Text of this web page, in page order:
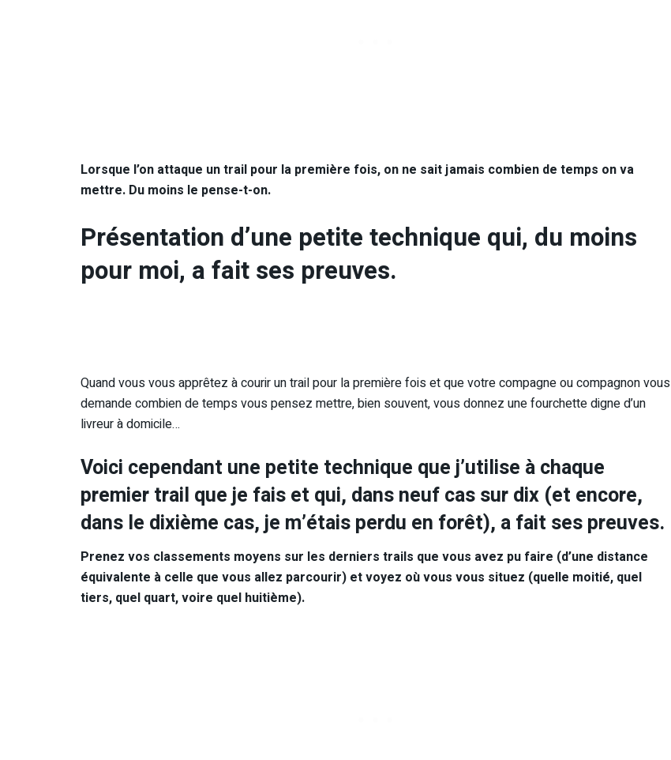
Lorsque l’on attaque un trail pour la première fois, on ne sait jamais combien de temps on va
mettre. Du moins le pense-t-on.
Présentation d’une petite technique qui, du moins
pour moi, a fait ses preuves.
Quand vous vous apprêtez à courir un trail pour la première fois et que votre compagne ou compagnon vous
demande combien de temps vous pensez mettre, bien souvent, vous donnez une fourchette digne d’un
livreur à domicile…
Voici cependant une petite technique que j’utilise à chaque
premier trail que je fais et qui, dans neuf cas sur dix (et encore,
dans le dixième cas, je m’étais perdu en forêt), a fait ses preuves.
Prenez vos classements moyens sur les derniers trails que vous avez pu faire (d’une distance
équivalente à celle que vous allez parcourir) et voyez où vous vous situez (quelle moitié, quel
tiers, quel quart, voire quel huitième).